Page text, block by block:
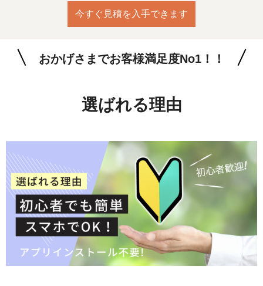
今すぐ見積を入手できます
おかげさまでお客様満足度No1！！
選ばれる理由